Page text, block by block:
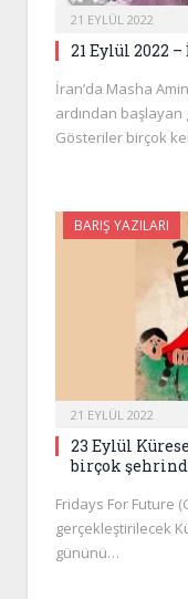
21 EYLÜL 2022
21 Eylül 2022
İran’da Masha
ardından
Gösteriler birçok
BARIŞ YAZILARI
21 EYLÜL 2022
23 Eylül
birçok
Fridays For Future
gerçekleştirilecek
gününü…